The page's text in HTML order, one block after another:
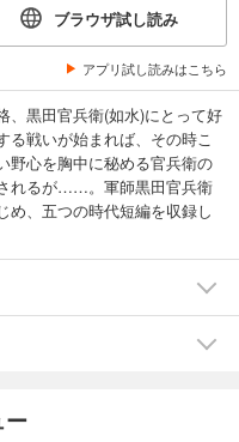
ブラウザ試し読み
アプリ試し読みはこちら
、黒田官兵衛(如水)にとって好
る戦いが始まれば、その時こ
野心を胸中に秘める官兵衛の
れるが……。軍師黒田官兵衛
め、五つの時代短編を収録し
ー